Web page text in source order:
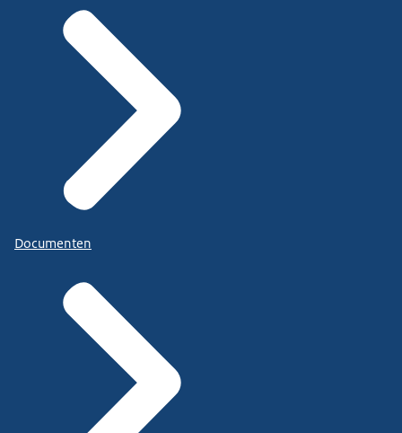
Documenten